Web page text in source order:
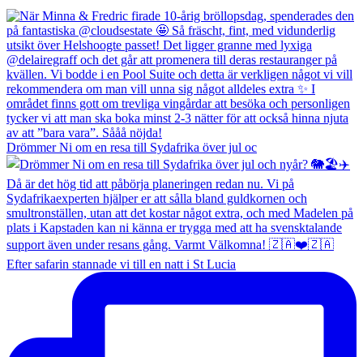
Drömmer Ni om en resa till Sydafrika över jul oc
Efter safarin stannade vi till en natt i St Lucia